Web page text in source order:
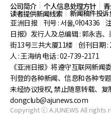
公司简介 个人信息处理方针
读者提供新闻线索
新闻稿件投诉
亚洲日报
刊号 : 서울,아04336
日报》发行人及总编辑 : 郭永吉
街13号三共大厦11楼 创刊日期 :
人 : 王海纳 电话 : 02-739-2171
《亚洲日报》将遵守互联网新闻
刊登的各种新闻、信息和各种专
未经协议授权, 禁止随意转载、复
dongclub@ajunews.com
Copyright ⓒ AJUNEWS All rights